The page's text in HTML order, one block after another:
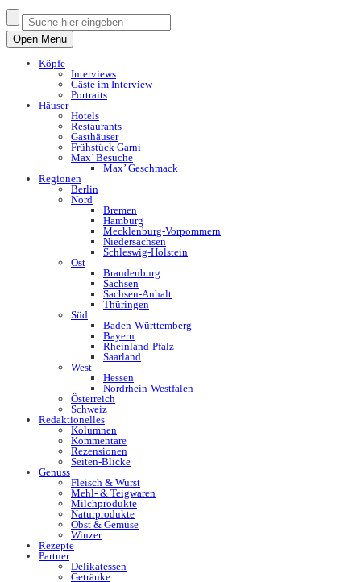
Open Menu
Köpfe
Interviews
Gäste im Interview
Portraits
Häuser
Hotels
Restaurants
Gasthäuser
Frühstück Garni
Max’ Besuche
Max’ Geschmack
Regionen
Berlin
Nord
Bremen
Hamburg
Mecklenburg-Vorpommern
Niedersachsen
Schleswig-Holstein
Ost
Brandenburg
Sachsen
Sachsen-Anhalt
Thüringen
Süd
Baden-Württemberg
Bayern
Rheinland-Pfalz
Saarland
West
Hessen
Nordrhein-Westfalen
Österreich
Schweiz
Redaktionelles
Kolumnen
Kommentare
Rezensionen
Seiten-Blicke
Genuss
Fleisch & Wurst
Mehl- & Teigwaren
Milchprodukte
Naturprodukte
Obst & Gemüse
Winzer
Rezepte
Partner
Delikatessen
Getränke